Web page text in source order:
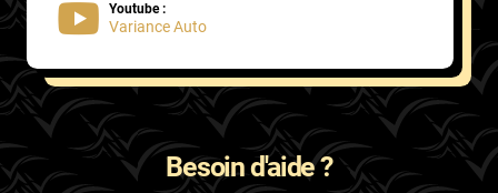
Youtube :
Variance Auto
Besoin d'aide ?